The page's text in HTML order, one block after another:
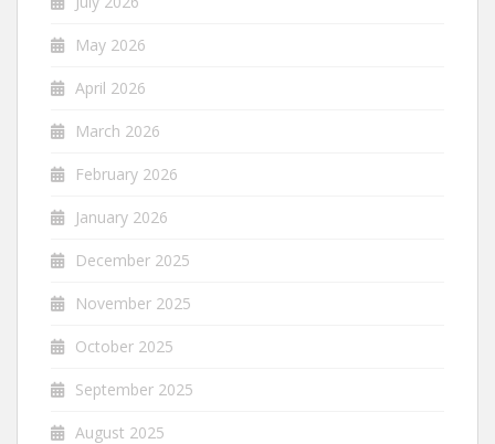
May 2026
April 2026
March 2026
February 2026
January 2026
December 2025
November 2025
October 2025
September 2025
August 2025